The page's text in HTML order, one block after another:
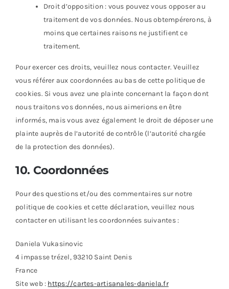
Droit d’opposition : vous pouvez vous opposer au
traitement de vos données. Nous obtempérerons, à
moins que certaines raisons ne justifient ce
traitement.
Pour exercer ces droits, veuillez nous contacter. Veuillez
vous référer aux coordonnées au bas de cette politique de
cookies. Si vous avez une plainte concernant la façon dont
nous traitons vos données, nous aimerions en être
informés, mais vous avez également le droit de déposer une
plainte auprès de l’autorité de contrôle (l’autorité chargée
de la protection des données).
10. Coordonnées
Pour des questions et/ou des commentaires sur notre
politique de cookies et cette déclaration, veuillez nous
contacter en utilisant les coordonnées suivantes :
Daniela Vukasinovic
4 impasse trézel, 93210 Saint Denis
France
Site web : https://cartes-artisanales-daniela.fr